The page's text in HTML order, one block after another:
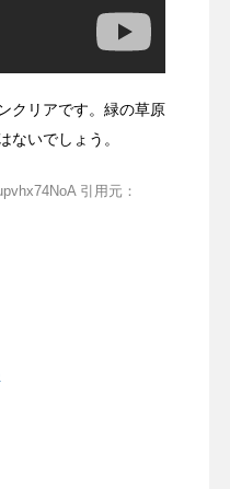
クリアです。緑の草原
いでしょう。
引用元：